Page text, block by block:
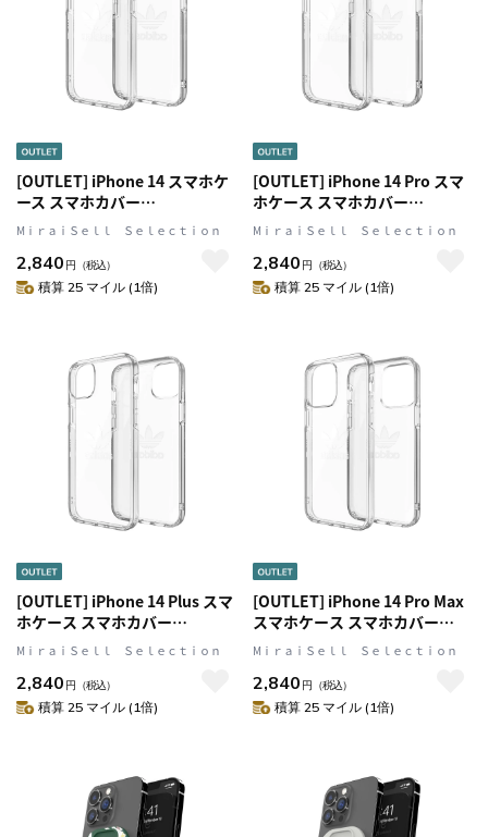
[OUTLET] iPhone 14 スマホケ
ース スマホカバー
PROTECTIVE Clear トレフォイ
ア (50229(GC2968))
MⅰｒａｉＳｅｌｌ Ｓｅｌｅｃｔｉｏｎ
2,840 円 （税込）
積算 25 マイル (1倍)
[OUTLET] iPhone 14 Pro スマ
ホケース スマホカバー
PROTECTIVE Clear トレフォイ
ア (50230(GC2969))
MⅰｒａｉＳｅｌｌ Ｓｅｌｅｃｔｉｏｎ
2,840 円 （税込）
積算 25 マイル (1倍)
[OUTLET] iPhone 14 Plus スマ
ホケース スマホカバー
PROTECTIVE Clear(クリア)
adidas Originals[アディダス オ
リジナルス]
MⅰｒａｉＳｅｌｌ Ｓｅｌｅｃｔｉｏｎ
2,840 円 （税込）
積算 25 マイル (1倍)
[OUTLET] iPhone 14 Pro Max
スマホケース スマホカバー
PROTECTIVE Clear トレフォイ
ルプリント シンプル ロゴ クリ
ア (50232(GC2971))
MⅰｒａｉＳｅｌｌ Ｓｅｌｅｃｔｉｏｎ
2,840 円 （税込）
積算 25 マイル (1倍)